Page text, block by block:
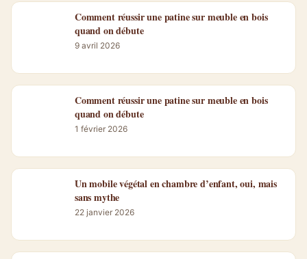
Comment réussir une patine sur meuble en bois
quand on débute
9 avril 2026
Comment réussir une patine sur meuble en bois
quand on débute
1 février 2026
Un mobile végétal en chambre d’enfant, oui, mais
sans mythe
22 janvier 2026